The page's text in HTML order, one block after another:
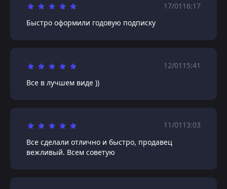
17/01 16:17
Быстро оформили годовую подписку
12/01 15:41
Все в лучшем виде ))
11/01 13:03
Все сделали отлично и быстро, продавец
вежливый. Всем советую